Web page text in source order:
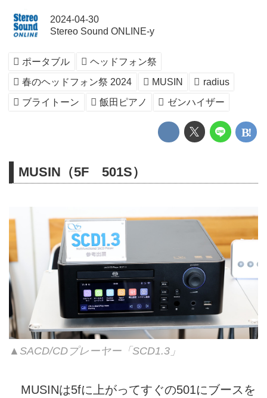
2024-04-30
Stereo Sound ONLINE-y
ポータブル
ヘッドフォン祭
春のヘッドフォン祭 2024
MUSIN
radius
ブライトーン
飯田ピアノ ゼンハイザー
MUSIN（5F 501S）
▲SACD/CDプレーヤー「SCD1.3」
MUSINは5fに上がってすぐの501にブースを